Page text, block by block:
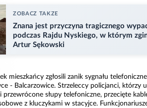
ZOBACZ TAKZE
Znana jest przyczyna tragicznego
podczas Rajdu Nyskiego, w którym
Artur Sękowski
mieszkańcy zgłosili zanik sygnału
- Balcarzowice. Strzeleccy policjanci, którzy
przewrócone słupy telefoniczne, przecięte
z kluczykami w stacyjce.